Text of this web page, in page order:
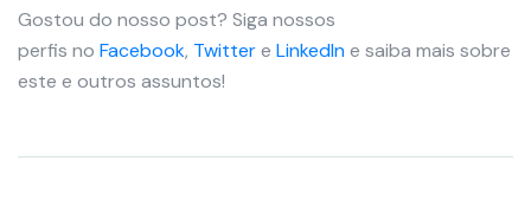
Gostou do nosso post? Siga nossos
perfis no Facebook, Twittere LinkedIne saiba mais sobre
este e outros assuntos!